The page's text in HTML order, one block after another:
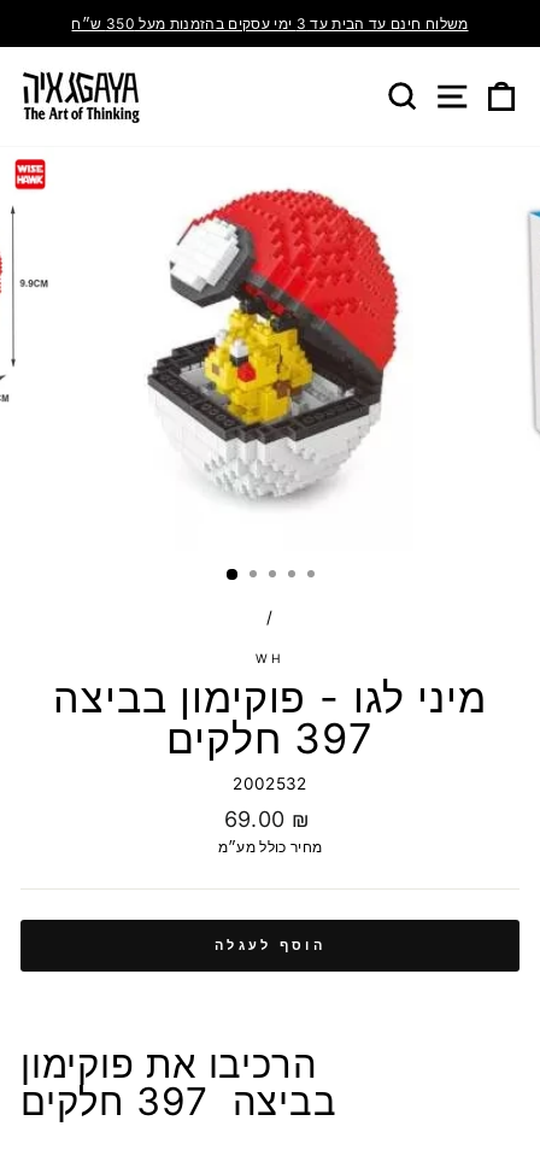
משלוח חינם עד הבית עד 3 ימי עסקים בהזמנות מעל 350 ש״ח
/
WH
מיני לגו - פוקימון בביצה
397 חלקים
2002532
מחיר
רגיל
69.00 ₪
מחיר כולל מע״מ
הוסף לעגלה
הרכיבו את פוקימון
בביצה